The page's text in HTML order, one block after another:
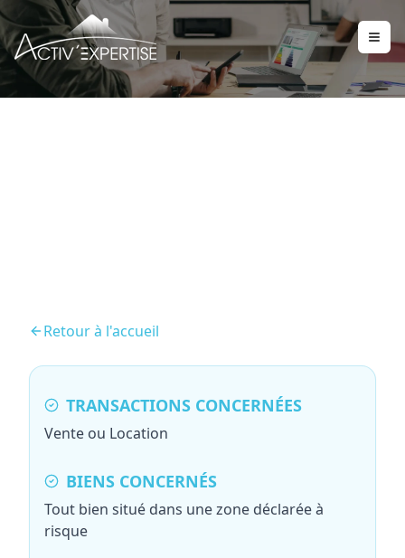
Retour à l'accueil
TRANSACTIONS CONCERNÉES
Vente ou Location
BIENS CONCERNÉS
Tout bien situé dans une zone déclarée à
risque